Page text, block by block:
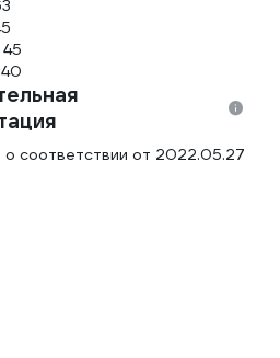
соответствии от 2022.05.27